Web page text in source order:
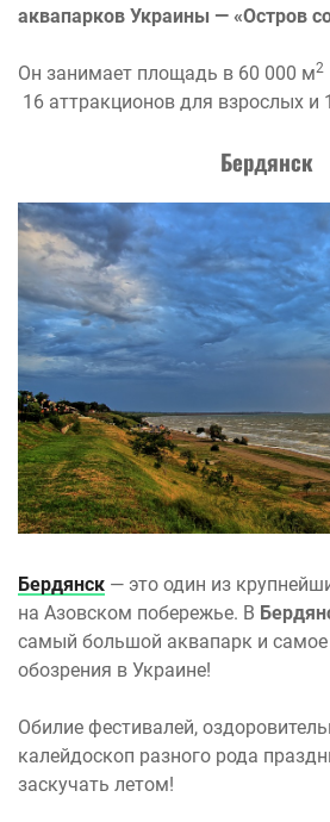
аквапарков Украины — «Остров
Он занимает площадь в 60 000 м2
16 аттракционов для взрослых и
Бердянск
Бердянск — это один из
на Азовском побережье. В
самый большой аквапарк и
обозрения в Украине!
Обилие фестивалей,
калейдоскоп разного рода
заскучать летом!